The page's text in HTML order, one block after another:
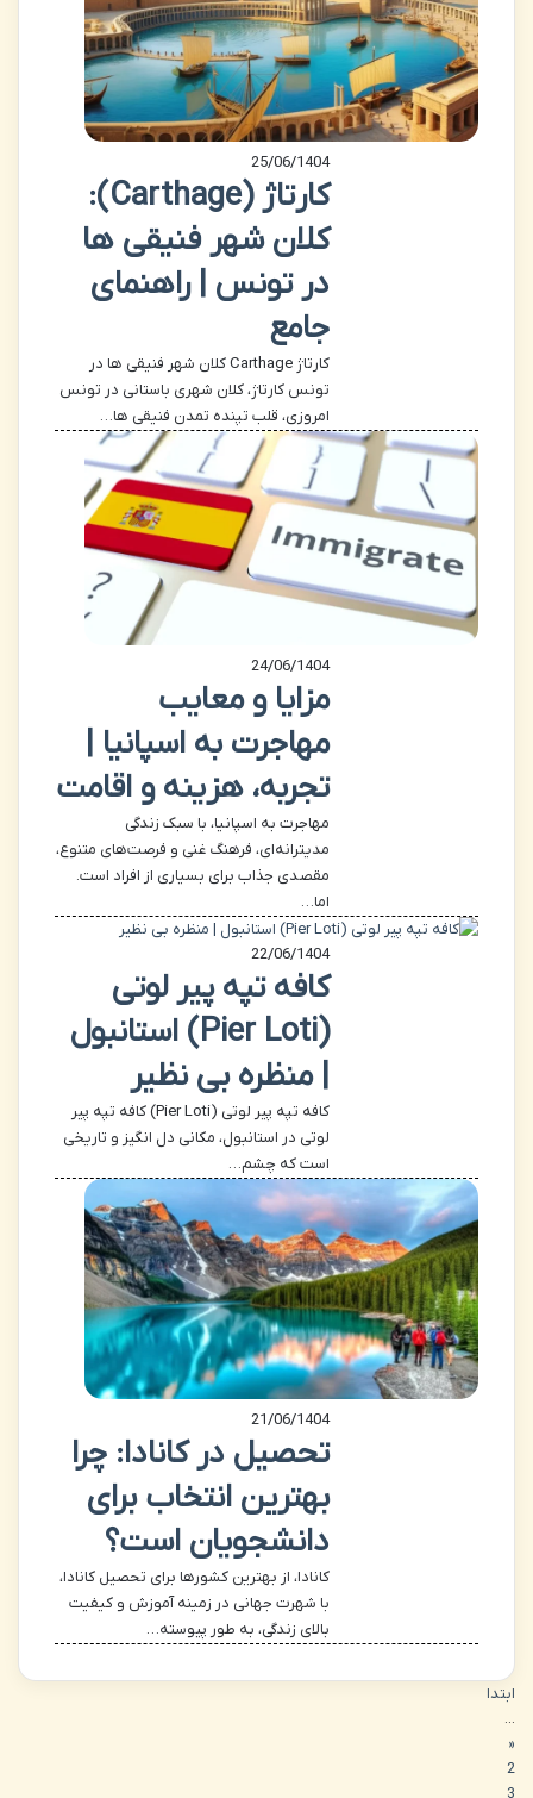
25/06/1404
کارتاژ (Carthage):
کلان شهر فنیقی ها
در تونس | راهنمای
جامع
کارتاژ Carthage کلان شهر فنیقی ها در
تونس کارتاژ، کلان شهری باستانی در تونس
امروزی، قلب تپنده تمدن فنیقی ها…
24/06/1404
مزایا و معایب
مهاجرت به اسپانیا |
تجربه، هزینه و اقامت
مهاجرت به اسپانیا، با سبک زندگی
مدیترانه‌ای، فرهنگ غنی و فرصت‌های متنوع،
مقصدی جذاب برای بسیاری از افراد است.
اما…
22/06/1404
کافه تپه پیر لوتی
(Pier Loti) استانبول
| منظره بی نظیر
کافه تپه پیر لوتی (Pier Loti) کافه تپه پیر
لوتی در استانبول، مکانی دل انگیز و تاریخی
است که چشم…
21/06/1404
تحصیل در کانادا: چرا
بهترین انتخاب برای
دانشجویان است؟
کانادا، از بهترین کشورها برای تحصیل کانادا،
با شهرت جهانی در زمینه آموزش و کیفیت
بالای زندگی، به طور پیوسته…
ابتدا
...
«
2
3